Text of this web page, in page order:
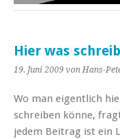
Hier was
19. Juni 2009 von Hans-
Wo man eigentlich
schreiben könne,
jedem Beitrag ist ein